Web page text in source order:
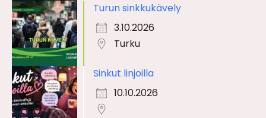
Turun sinkkukävely
3.10.2026
Turku
Sinkut linjoilla
10.10.2026